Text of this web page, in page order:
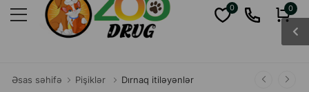
0 0
Əsas səhifə Pişiklər Dırnaq itiləyənlər